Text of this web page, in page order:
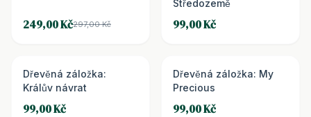
249,00 Kč297,00 Kč
Středozemě
99,00 Kč
Dřevěná záložka:
Králův návrat
99,00 Kč
Dřevěná záložka: My
Precious
99,00 Kč